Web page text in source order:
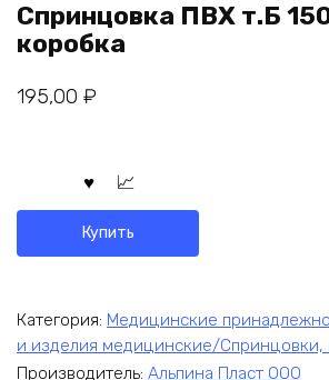
Спринцовка ПВХ т.Б
коробка
195,00 ₽
Купить
Категория: Медицинские
и изделия медицинские/Спринцовки,
Производитель: Альпина Пласт ООО